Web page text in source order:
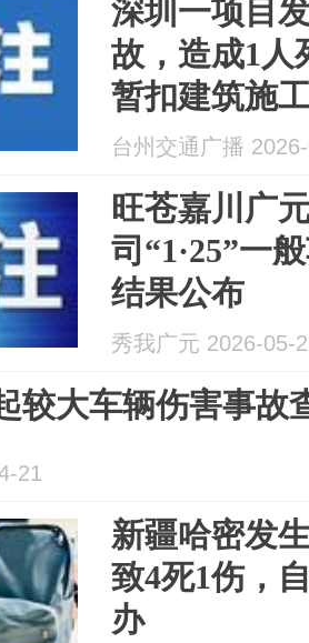
深圳一项目
故，造成1人
暂扣建筑施
证30日
台州交通广播
旺苍嘉川广
司“1·25”一
结果公布
秀我广元 2026-05-
较大车辆伤害事故
21
新疆哈密发
致4死1伤，
办